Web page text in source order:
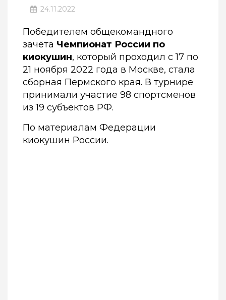
24.11.2022
Победителем общекомандного
зачёта Чемпионат России по
киокушин, который проходил с 17 по
21 ноября 2022 года в Москве, стала
сборная Пермского края. В турнире
принимали участие 98 спортсменов
из 19 субъектов РФ.
По материалам Федерации
киокушин России.